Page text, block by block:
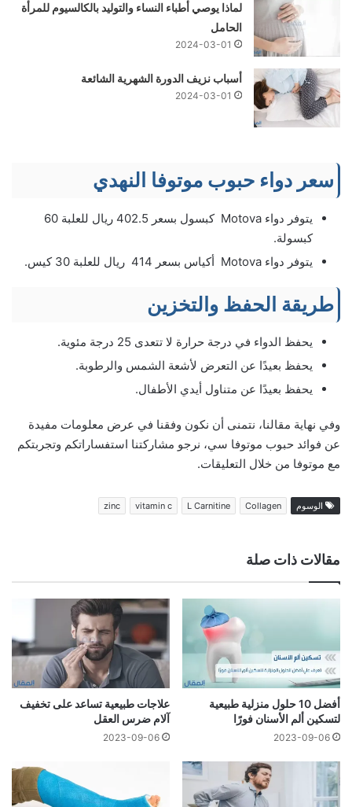
لماذا يوصي أطباء النساء والتوليد بالكالسيوم للمرأة
الحامل
2024-03-01
أسباب نزيف الدورة الشهرية الشائعة
2024-03-01
سعر دواء حبوب موتوفا النهدي
يتوفر دواء Motova كبسول بسعر 402.5 ريال للعلبة 60
كبسولة.
يتوفر دواء Motova أكياس بسعر 414 ريال للعلبة 30 كيس.
طريقة الحفظ والتخزين
يحفظ الدواء في درجة حرارة لا تتعدى 25 درجة مئوية.
يحفظ بعيدًا عن التعرض لأشعة الشمس والرطوبة.
يحفظ بعيدًا عن متناول أيدي الأطفال.
وفي نهاية مقالنا، نتمنى أن نكون وفقنا في عرض معلومات مفيدة
عن فوائد حبوب موتوفا سي، نرجو مشاركتنا استفساراتكم وتجربتكم
مع موتوفا من خلال التعليقات.
الوسوم Collagen
L Carnitine
vitamin c
zinc
مقالات ذات صلة
أفضل 10 حلول منزلية طبيعية
لتسكين ألم الأسنان فورًا
2023-09-06
علاجات طبيعية تساعد على تخفيف
آلام ضرس العقل
2023-09-06